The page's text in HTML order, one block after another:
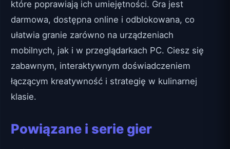
które poprawiają ich umiejętności. Gra jest
darmowa, dostępna online i odblokowana, co
ułatwia granie zarówno na urządzeniach
mobilnych, jak i w przeglądarkach PC. Ciesz się
zabawnym, interaktywnym doświadczeniem
łączącym kreatywność i strategię w kulinarnej
klasie.
Powiązane i serie gier